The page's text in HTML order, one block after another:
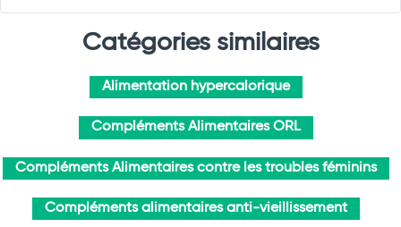
Catégories similaires
Alimentation hypercalorique
Compléments Alimentaires ORL
Compléments Alimentaires contre les troubles féminins
Compléments alimentaires anti-vieillissement